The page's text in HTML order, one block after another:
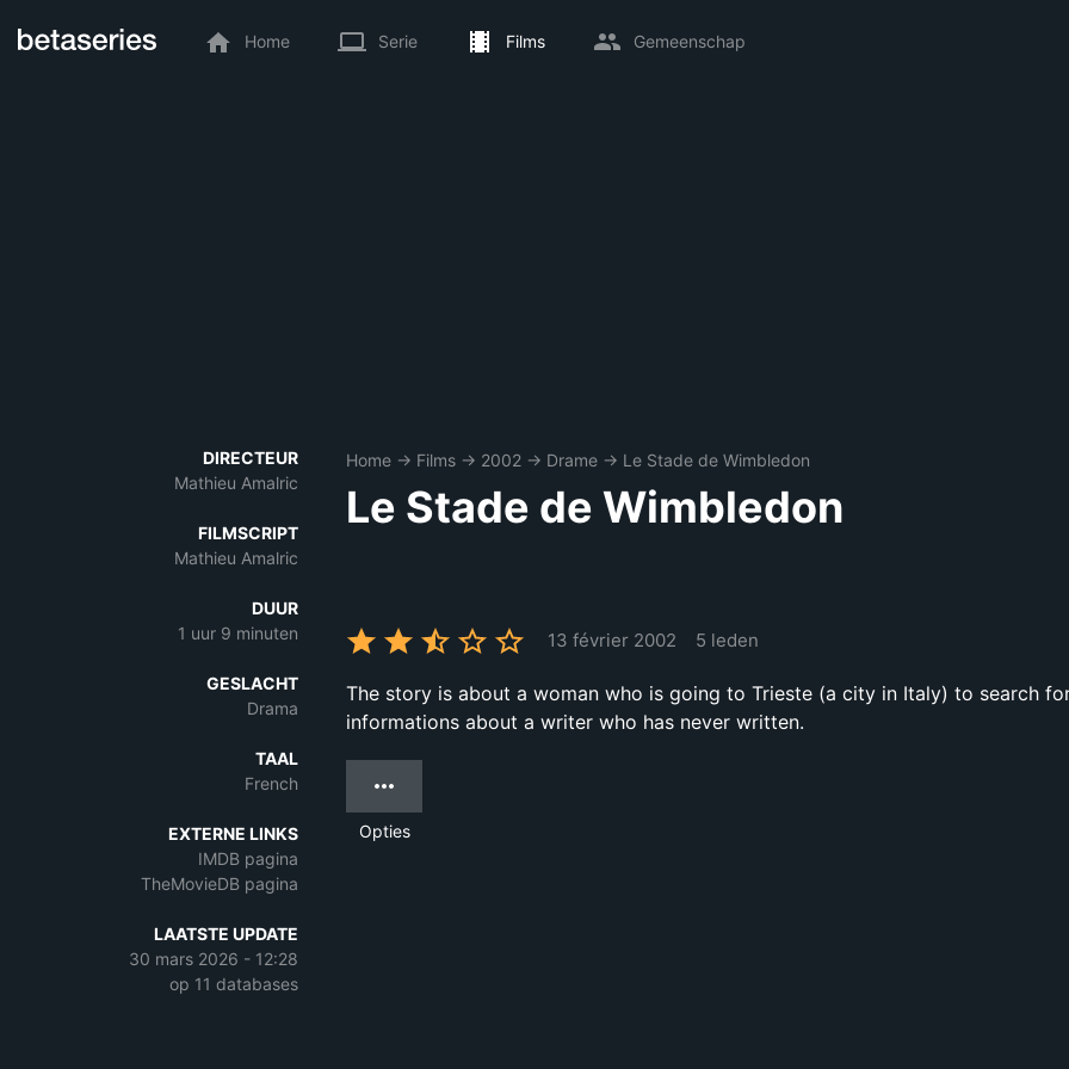
Home Serie Films Gemeenschap
DIRECTEUR
Mathieu Amalric
FILMSCRIPT
Mathieu Amalric
DUUR
1 uur 9 minuten
GESLACHT
Drama
TAAL
French
EXTERNE LINKS
IMDB pagina
TheMovieDB pagina
LAATSTE UPDATE
30 mars 2026 - 12:28
op 11 databases
Home → Films → 2002 → Drame → Le Stade de Wimbledon
Le Stade de Wimbledon
13 février 2002 5 leden
The story is about a woman who is going to Trieste (a city in Italy) to search
informations about a writer who has never written.
Opties